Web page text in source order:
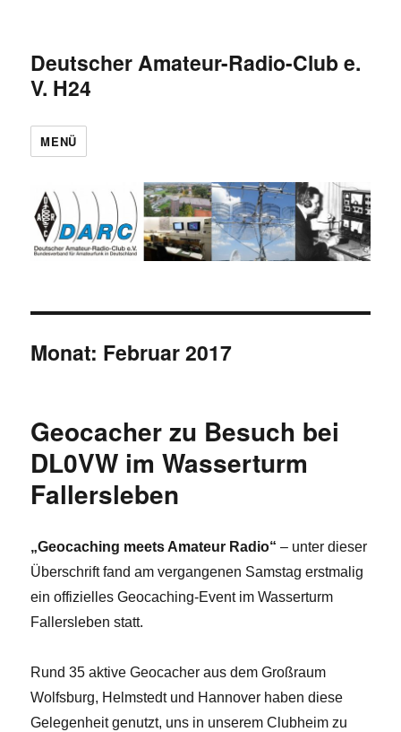
Deutscher Amateur-Radio-Club e.
V. H24
MENÜ
Monat: Februar 2017
Geocacher zu Besuch bei
DL0VW im Wasserturm
Fallersleben
„Geocaching meets Amateur Radio“ – unter dieser
Überschrift fand am vergangenen Samstag erstmalig
ein offizielles Geocaching-Event im Wasserturm
Fallersleben statt.
Rund 35 aktive Geocacher aus dem Großraum
Wolfsburg, Helmstedt und Hannover haben diese
Gelegenheit genutzt, uns in unserem Clubheim zu